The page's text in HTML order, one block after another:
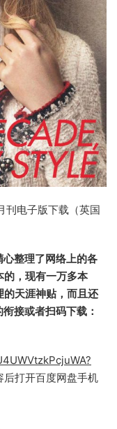
刊电子版下载（英国
整理了网络上的各
，现有一万多本
天涯神贴，而且还
接或者扫码下载：
打开百度网盘手机